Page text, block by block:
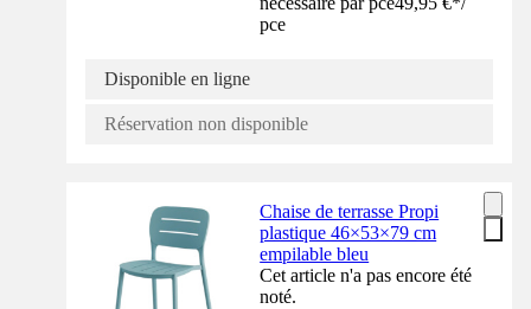
pce
Disponible en ligne
Réservation non disponible
Chaise de terrasse Propi
plastique 46×53×79 cm
empilable bleu
Cet article n'a pas encore été
noté.